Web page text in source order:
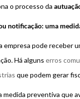
o processo da
notificação: uma
empresa pode receber
Há alguns erros
que podem gerar
medida preventiva que